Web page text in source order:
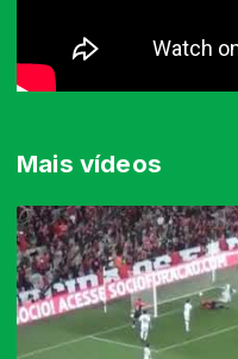
Mais vídeos